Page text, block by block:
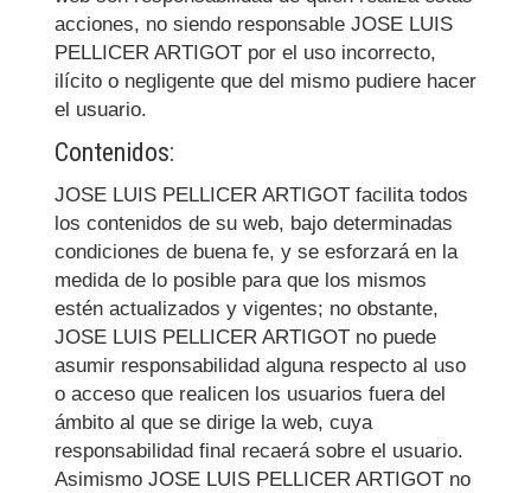
acciones, no siendo responsable JOSE LUIS
PELLICER ARTIGOT por el uso incorrecto,
ilícito o negligente que del mismo pudiere hacer
el usuario.
Contenidos:
JOSE LUIS PELLICER ARTIGOT facilita todos
los contenidos de su web, bajo determinadas
condiciones de buena fe, y se esforzará en la
medida de lo posible para que los mismos
estén actualizados y vigentes; no obstante,
JOSE LUIS PELLICER ARTIGOT no puede
asumir responsabilidad alguna respecto al uso
o acceso que realicen los usuarios fuera del
ámbito al que se dirige la web, cuya
responsabilidad final recaerá sobre el usuario.
Asimismo JOSE LUIS PELLICER ARTIGOT no